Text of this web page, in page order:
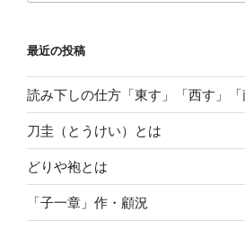
最近の投稿
読み下しの仕方「東す」「西す」「
刀圭（とうけい）とは
どりや袍とは
「子一章」作・顧況